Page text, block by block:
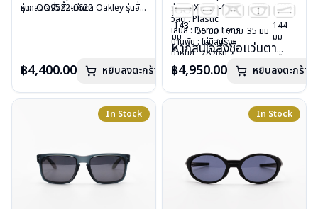
รุ่น : OO9522-0622
อุปกรณ์ : กล่องแว่น , ผ้าเช็ดแว่น
การรับประกัน : ประกันศูนย์ Luxottica
หากสนใจสั่งชื้อแว่นตา Oakley รุ่นอื่น
฿4,400.00 หยิบลงตะกร้า
รุ่น : OX8091-0155
วัสดุ : Plastic
เลนส์ : Demo Lens
บานพับ : ไม่มีสปริง
น้ำหนัก : 28 กรัม
อุปกรณ์ : กล่องแว่น , ผ้าเช็ดแว่น
การรับประกัน : ประกันศูนย์ Luxottica
143
มม
55 มม 17 มม 35 มม 144
มม
หากสนใจสั่งชื้อแว่นตา
Oakley รุ่นอื่นนอกเหนือ
จากรายการที่ได้ลงไว้
฿4,950.00 หยิบลงตะกร้า
In Stock In Stock